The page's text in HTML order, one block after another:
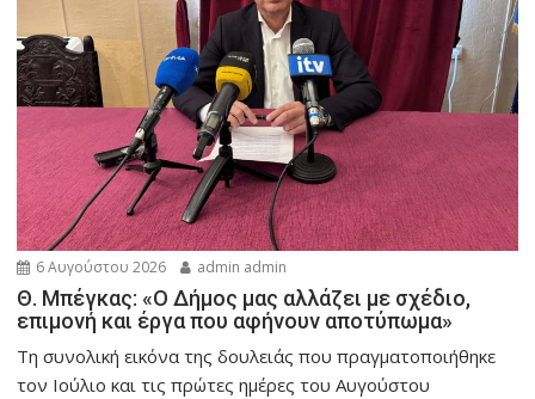
6 Αυγούστου 2026 admin admin
Θ. Μπέγκας: «Ο Δήμος μας αλλάζει με σχέδιο,
επιμονή και έργα που αφήνουν αποτύπωμα»
Τη συνολική εικόνα της δουλειάς που πραγματοποιήθηκε
τον Ιούλιο και τις πρώτες ημέρες του Αυγούστου